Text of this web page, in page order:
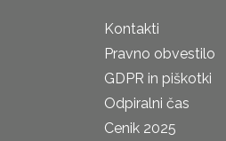
Kontakti
Pravno obvestilo
GDPR in piškotki
Odpiralni čas
Cenik 2025